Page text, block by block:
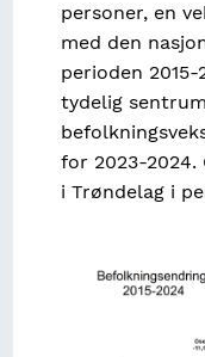
personer, en
med den
perioden
tydelig
for 2023-2024.
i Trøndelag i
Image